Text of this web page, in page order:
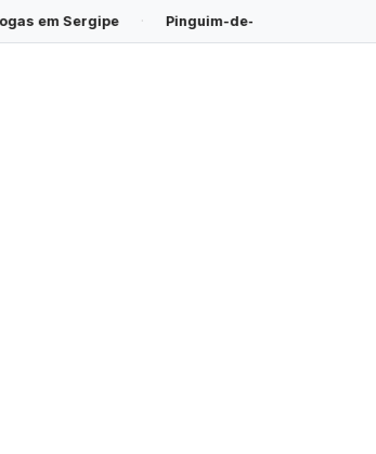
Pinguim-de-magalhães é encontrado morto na